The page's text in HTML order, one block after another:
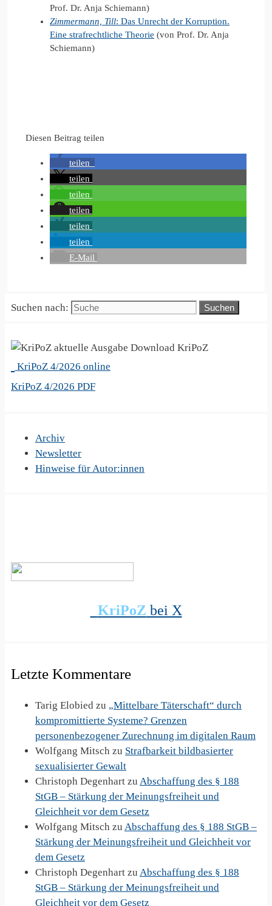
Prof. Dr. Anja Schiemann)
Zimmermann, Till: Das Unrecht der Korruption.
Eine strafrechtliche Theorie (von Prof. Dr. Anja
Schiemann)
Diesen Beitrag teilen
teilen
teilen
teilen
teilen
teilen
teilen
E-Mail
Suchen nach:
KriPoZ
KriPoZ 4/2026 online
KriPoZ 4/2026 PDF
Archiv
Newsletter
Hinweise für Autor:innen
KriPoZ bei X
Letzte Kommentare
Tarig Elobied zu „Mittelbare Täterschaft“ durch
kompromittierte Systeme? Grenzen
personenbezogener Zurechnung im digitalen Raum
Wolfgang Mitsch zu Strafbarkeit bildbasierter
sexualisierter Gewalt
Christoph Degenhart zu Abschaffung des § 188
StGB – Stärkung der Meinungsfreiheit und
Gleichheit vor dem Gesetz
Wolfgang Mitsch zu Abschaffung des § 188 StGB –
Stärkung der Meinungsfreiheit und Gleichheit vor
dem Gesetz
Christoph Degenhart zu Abschaffung des § 188
StGB – Stärkung der Meinungsfreiheit und
Gleichheit vor dem Gesetz